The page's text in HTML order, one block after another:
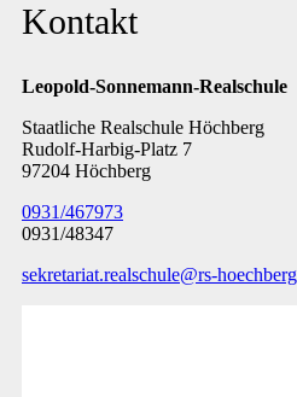
Kontakt
Leopold-Sonnemann-Realschule
Staatliche Realschule Höchberg
Rudolf-Harbig-Platz 7
97204 Höchberg
0931/467973
0931/48347
sekretariat.realschule@rs-